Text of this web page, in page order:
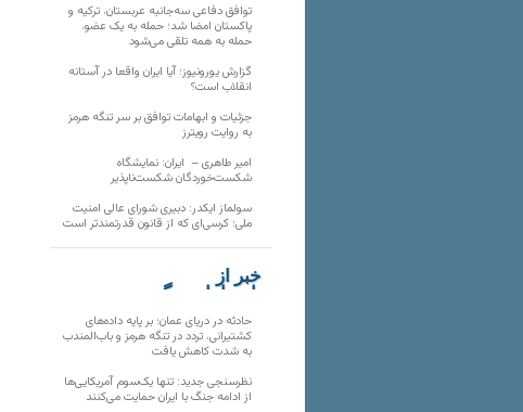
توافق دفاعی سه‌جانبه عربستان، ترکیه و
پاکستان امضا شد؛ حمله به یک عضو،
حمله به همه تلقی می‌شود
گزارش یورونیوز؛ آیا ایران واقعا در آستانه
انقلاب است؟
جزئیات و ابهامات توافق بر سر تنگه هرمز
به روایت رویترز
امیر طاهری – ایران: نمایشگاه
شکست‌خوردگان شکست‌ناپذیر
سولماز ایکدر: دبیری شورای عالی امنیت
ملی؛ کرسی‌ای که از قانون قدرتمندتر است
خبر از
تارنماهای دیگر
حادثه در دریای عمان؛ بر پایه داده‌های
کشتیرانی، تردد در تنگه هرمز و باب‌المندب
به شدت کاهش یافت
نظرسنجی جدید: تنها یک‌سوم آمریکایی‌ها
از ادامه جنگ با ایران حمایت می‌کنند